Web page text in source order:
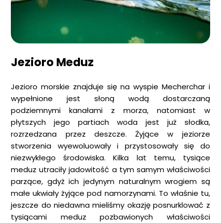
Jezioro Meduz
Jezioro morskie znajduje się na wyspie Mecherchar i
wypełnione jest słoną wodą dostarczaną
podziemnymi kanałami z morza, natomiast w
płytszych jego partiach woda jest już słodka,
rozrzedzana przez deszcze. Żyjące w jeziorze
stworzenia wyewoluowały i przystosowały się do
niezwykłego środowiska. Kilka lat temu, tysiące
meduz utraciły jadowitość a tym samym właściwości
parzące, gdyż ich jedynym naturalnym wrogiem są
małe ukwiały żyjące pod namorzynami. To właśnie tu,
jeszcze do niedawna mieliśmy okazję posnurklować z
tysiącami meduz pozbawionych właściwości